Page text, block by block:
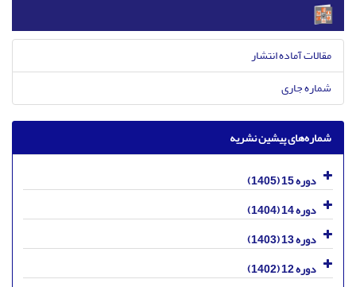
مقالات آماده انتشار
شماره جاری
شماره‌های پیشین نشریه
دوره 15 (1405)
دوره 14 (1404)
دوره 13 (1403)
دوره 12 (1402)